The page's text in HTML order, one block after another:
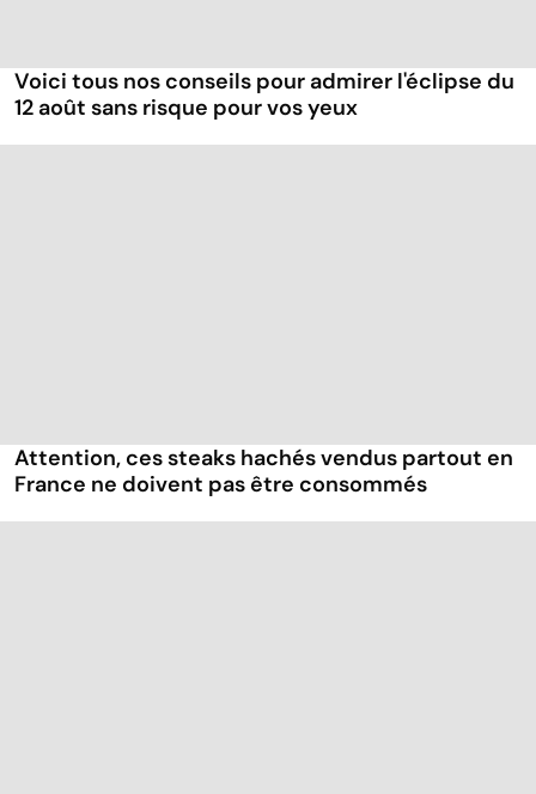
Voici tous nos conseils pour admirer l'éclipse du
12 août sans risque pour vos yeux
Attention, ces steaks hachés vendus partout en
France ne doivent pas être consommés